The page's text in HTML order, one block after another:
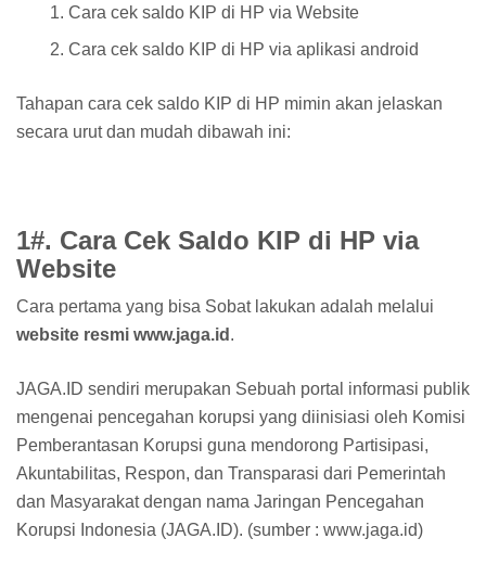
Cara cek saldo KIP di HP via Website
Cara cek saldo KIP di HP via aplikasi android
Tahapan cara cek saldo KIP di HP mimin akan jelaskan
secara urut dan mudah dibawah ini:
1#. Cara Cek Saldo KIP di HP via
Website
Cara pertama yang bisa Sobat lakukan adalah melalui
website resmi www.jaga.id .
JAGA.ID sendiri merupakan Sebuah portal informasi publik
mengenai pencegahan korupsi yang diinisiasi oleh Komisi
Pemberantasan Korupsi guna mendorong Partisipasi,
Akuntabilitas, Respon, dan Transparasi dari Pemerintah
dan Masyarakat dengan nama Jaringan Pencegahan
Korupsi Indonesia (JAGA.ID). (sumber : www.jaga.id)